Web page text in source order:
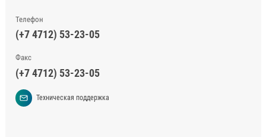
Телефон
(+7 4712) 53-23-05
Факс
(+7 4712) 53-23-05
Техническая поддержка